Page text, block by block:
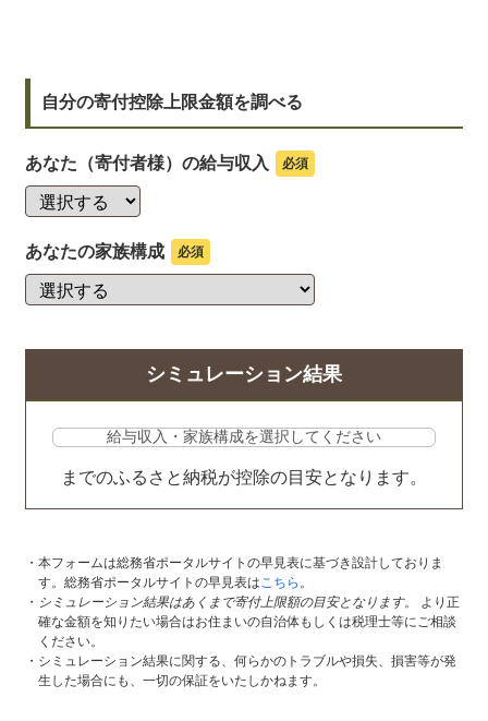
自分の寄付控除上限金額を調べる
あなた（寄付者様）の給与収入 必須
あなたの家族構成 必須
シミュレーション結果
までのふるさと納税が控除の目安となります。
本フォームは総務省ポータルサイトの早見表に基づき設計しておりま
す。総務省ポータルサイトの早見表はこちら 。
シミュレーション結果はあくまで寄付上限額の目安となります。
より正
確な金額を知りたい場合はお住まいの自治体もしくは税理士等にご相談
ください。
シミュレーション結果に関する、何らかのトラブルや損失、損害等が発
生した場合にも、一切の保証をいたしかねます。